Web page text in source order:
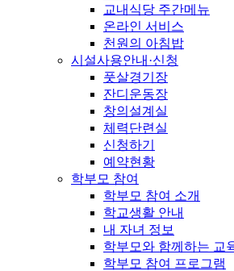
교내식당 주간메뉴
온라인 서비스
천원의 아침밥
시설사용안내·신청
풋살경기장
잔디운동장
창의설계실
체력단련실
신청하기
예약현황
학부모 참여
학부모 참여 소개
학교생활 안내
내 자녀 정보
학부모와 함께하는 교
학부모 참여 프로그램